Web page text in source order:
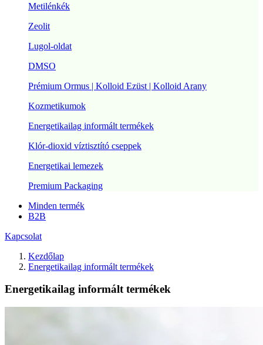
Metilénkék
Zeolit
Lugol-oldat
DMSO
Prémium Ormus | Kolloid Ezüst | Kolloid Arany
Kozmetikumok
Energetikailag informált termékek
Klór-dioxid víztisztító cseppek
Energetikai lemezek
Premium Packaging
Minden termék
B2B
Kapcsolat
Kezdőlap
Energetikailag informált termékek
Energetikailag informált termékek